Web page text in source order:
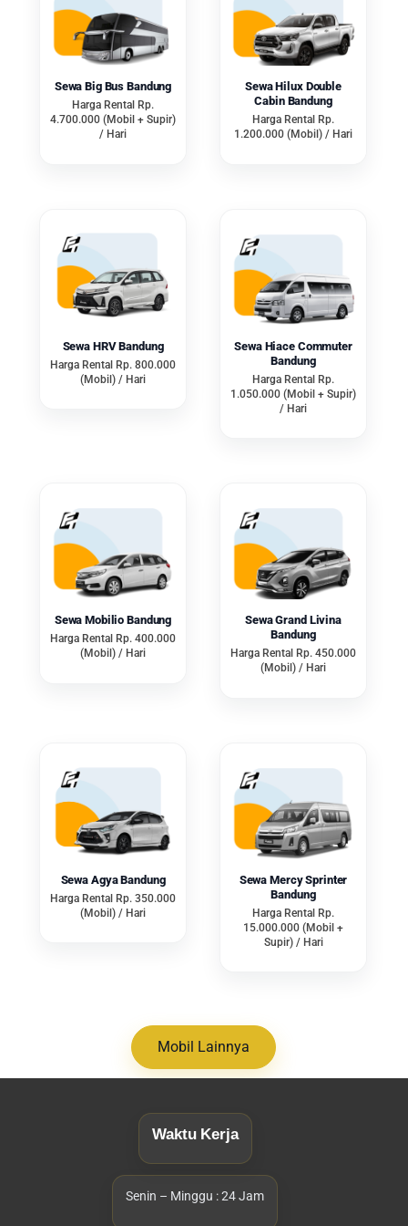
Sandingkan Harga
Kadang harga murah dapat menjadi
daya tarik yang tak disadari oleh
penyewa kendaraan. Namun, hal
tersebut patut dicurigai sebelum
tak sedikit. Jika harga sewa terlalu
murah, ada kemungkinan
perawatan kendaraan terabaikan
atau akan ada biaya tambahan
Selain itu, sebelum memberikan
BBM, tarif tol hingga asuransi.
Carilah rental yang terpercaya
untuk mendapatkan harga jelas
sedri awal.
Jenis Layanan
yang sesuai dengan kemampuan
dan kebutuhan pengguna. Ada dua
layanan yang diterapkan oleh
penyedia jasa biasanya lepas kunci
dan tidak lepas kunci.
Layanan lepas kunci cocok bagi
Namun, biasanya persyaratan lebih
ketat seperti KTP, KK hingga kartu
identitas lainnya.
Sementara itu, layanan tidak lepas
kunci berarti penyewa akan
ditemani oleh supir, jika pengguna
Sewa Big Bus Bandung
Harga Rental Rp.
4.700.000 (Mobil + Supir)
/ Hari
Sewa Hilux Double
Cabin Bandung
Harga Rental Rp.
1.200.000 (Mobil) / Hari
Sewa HRV Bandung
Harga Rental Rp. 800.000
(Mobil) / Hari
Sewa Hiace Commuter
Bandung
Harga Rental Rp.
1.050.000 (Mobil + Supir)
/ Hari
Sewa Mobilio Bandung
Harga Rental Rp. 400.000
(Mobil) / Hari
Sewa Grand Livina
Bandung
Harga Rental Rp. 450.000
(Mobil) / Hari
Sewa Agya Bandung
Harga Rental Rp. 350.000
(Mobil) / Hari
Sewa Mercy Sprinter
Bandung
Harga Rental Rp.
15.000.000 (Mobil +
Supir) / Hari
Mobil Lainnya
Waktu Kerja
Senin – Minggu : 24 Jam